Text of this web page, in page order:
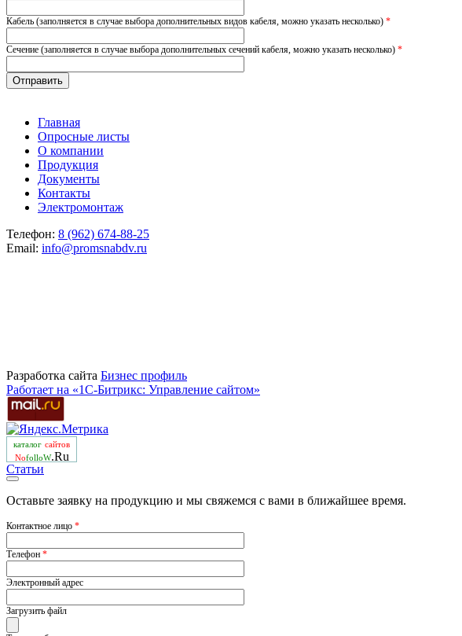
Кабель (заполняется в случае выбора дополнительных видов кабеля, можно указать несколько) *
Сечение (заполняется в случае выбора дополнительных сечений кабеля, можно указать несколько) *
Главная
Опросные листы
О компании
Продукция
Документы
Контакты
Электромонтаж
Телефон: 8 (962) 674-88-25
Email: info@promsnabdv.ru
Разработка сайта Бизнеc профиль
Работает на «1С-Битрикс: Управление сайтом»
каталог сайтов
NofolloW.Ru
Статьи
Оставьте заявку на продукцию и мы свяжемся с вами в ближайшее время.
Контактное лицо *
Телефон *
Электронный адрес
Загрузить файл